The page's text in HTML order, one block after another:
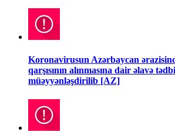
Koronavirusun Azərbaycan
qarşısının alınmasına dair əlavə
müəyyənləşdirilib [AZ]